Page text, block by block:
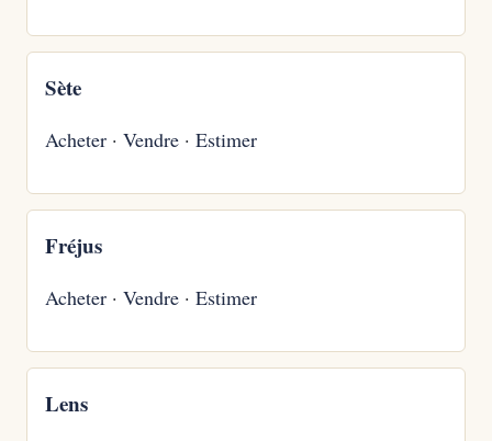
Sète
Acheter · Vendre · Estimer
Fréjus
Acheter · Vendre · Estimer
Lens